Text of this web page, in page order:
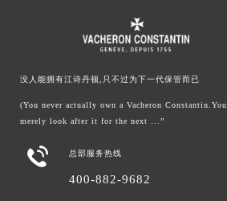
没人能拥有江诗丹顿,只不过为下一代保管而已
(You never actually own a Vacheron Constantin.You
merely look after it for the next ...”
 总部服务热线
400-882-9682